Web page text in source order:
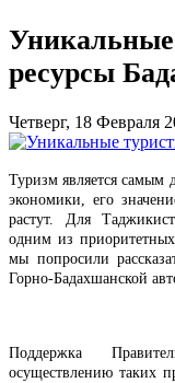
Уникальные
ресурсы
Четверг, 18 Февраля
Туризм является самым
экономики, его
растут. Для
одним из
мы попросили
Горно-Бадахшанской
Поддержка
осуществлению таких